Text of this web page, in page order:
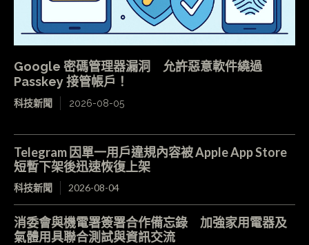
Google 密碼管理器漏洞 允許惡意軟件繞過
Passkey 接管帳戶！
科技新聞 2026-08-05
Telegram 因單一用戶違規內容被 Apple App Store
短暫下架後迅速恢復上架
科技新聞 2026-08-04
消委會與機電署簽署合作備忘錄 加強家用電器及
氣體用具聯合測試與資訊交流